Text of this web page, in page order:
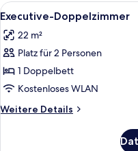
Alle
Fotos
für
Executive-
Doppelzimmer
anzeigen
4
Executive-Doppelzimmer
22 m²
Platz für 2 Personen
1 Doppelbett
Kostenloses WLAN
Weitere Details
Weitere